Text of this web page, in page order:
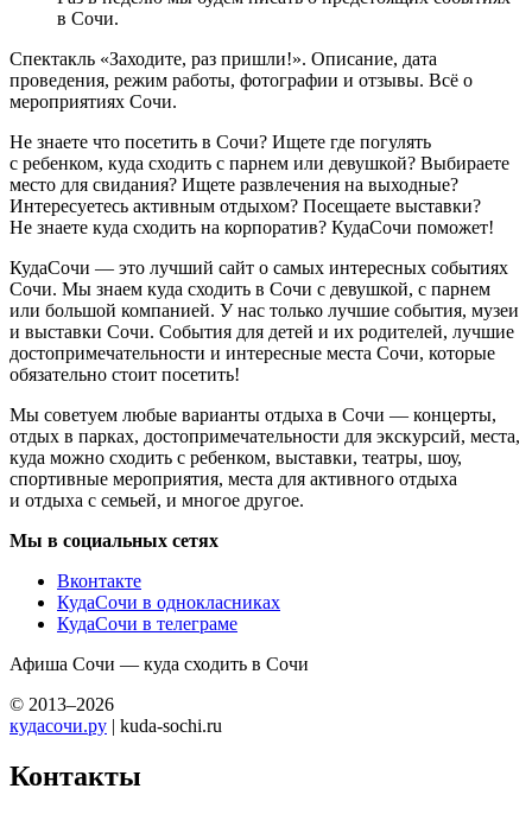
в Сочи.
Спектакль «Заходите, раз пришли!». Описание, дата
проведения, режим работы, фотографии и отзывы. Всё о
мероприятиях Сочи.
Не знаете что посетить в Сочи? Ищете где погулять
с ребенком, куда сходить с парнем или девушкой? Выбираете
место для свидания? Ищете развлечения на выходные?
Интересуетесь активным отдыхом? Посещаете выставки?
Не знаете куда сходить на корпоратив? КудаСочи поможет!
КудаСочи — это лучший сайт о самых интересных событиях
Сочи. Мы знаем куда сходить в Сочи с девушкой, с парнем
или большой компанией. У нас только лучшие события, музеи
и выставки Сочи. События для детей и их родителей, лучшие
достопримечательности и интересные места Сочи, которые
обязательно стоит посетить!
Мы советуем любые варианты отдыха в Сочи — концерты,
отдых в парках, достопримечательности для экскурсий, места,
куда можно сходить с ребенком, выставки, театры, шоу,
спортивные мероприятия, места для активного отдыха
и отдыха с семьей, и многое другое.
Мы в социальных сетях
Вконтакте
КудаСочи в однокласниках
КудаСочи в телеграме
Афиша Сочи — куда сходить в Сочи
© 2013–2026
кудасочи.ру | kuda-sochi.ru
Контакты